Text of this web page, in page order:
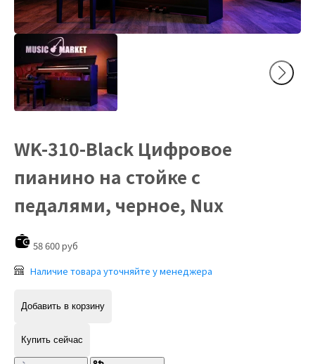
WK-310-Black Цифровое
пианино на стойке с
педалями, черное, Nux
58 600 руб
Наличие товара уточняйте у менеджера
Добавить в корзину
Купить сейчас